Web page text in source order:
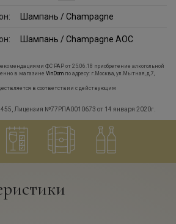
Шампань / Champagne
Шампань / Champagne AOC
ФС РАР от 25.06.18 приобретение алкогольной
в магазине VinDom по адресу: г.Москва, ул.Мытная, д.7,
в соответствии с действующим
Лицензия №77РПА0010673 от 14 января 2020г.